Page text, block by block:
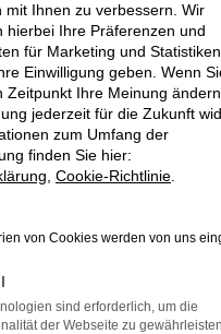
i30
|
mit Ihnen zu verbessern. Wir
hierbei Ihre Präferenzen und
für Marketing und Statistiken
Einwilligung geben. Wenn
Zeitpunkt Ihre Meinung
jederzeit für die Zukunft
zum Umfang der
finden Sie hier:
Cookie-Richtlinie
von Cookies werden von uns
sind erforderlich, um die
der Webseite zu